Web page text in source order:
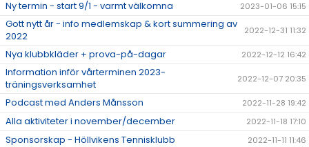
Ny termin - start 9/1 - varmt välkomna 2023-01-06 15:15
Gott nytt år - info medlemskap & kort summering av
2022
2022-12-31 11:32
Nya klubbkläder + prova-på-dagar 2022-12-12 16:42
Information inför vårterminen 2023-
träningsverksamhet
2022-12-07 20:35
Podcast med Anders Månsson 2022-11-28 19:42
Alla aktiviteter i november/december 2022-11-18 17:10
Sponsorskap - Höllvikens Tennisklubb 2022-11-11 11:46